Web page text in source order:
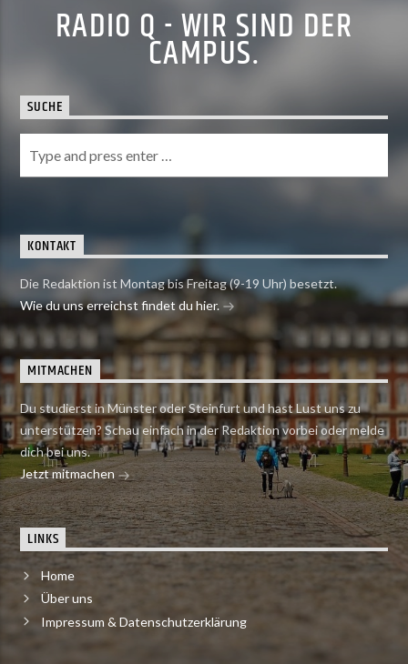
RADIO Q - WIR SIND DER
CAMPUS.
SUCHE
KONTAKT
Die Redaktion ist Montag bis Freitag (9-19 Uhr) besetzt.
Wie du uns erreichst findet du hier.
MITMACHEN
Du studierst in Münster oder Steinfurt und hast Lust uns zu
unterstützen? Schau einfach in der Redaktion vorbei oder melde
dich bei uns.
Jetzt mitmachen
LINKS
Home
Über uns
Impressum & Datenschutzerklärung